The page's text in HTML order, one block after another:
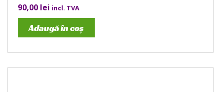
90,00 lei incl. TVA
Adaugă în coș